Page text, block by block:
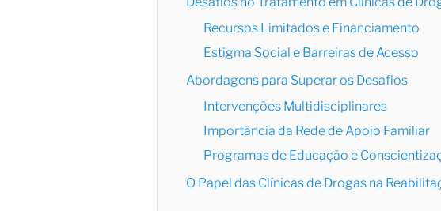
Recursos Limitados e Financiamento
Estigma Social e Barreiras de Acesso
Abordagens para Superar os Desafios
Intervenções Multidisciplinares
Importância da Rede de Apoio Familiar
Programas de Educação e
O Papel das Clínicas de Drogas na